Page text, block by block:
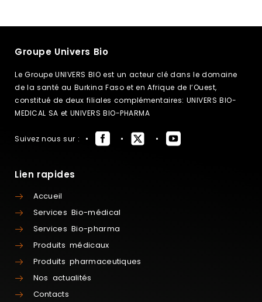
Groupe Univers Bio
Le Groupe UNIVERS BIO est un acteur clé dans le domaine
de la santé au Burkina Faso et en Afrique de l’Ouest,
constitué de deux filiales complémentaires: UNIVERS BIO-
MEDICAL SA et UNIVERS BIO-PHARMA
Suivez nous sur :
Lien rapides
Accueil
Services Bio-médical
Services Bio-pharma
Produits médicaux
Produits pharmaceutiques
Nos actualités
Contacts